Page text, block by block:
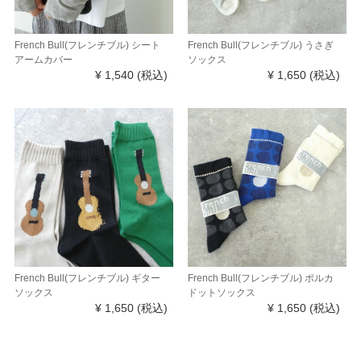
French Bull(フレンチブル) シート
アームカバー
¥ 1,540 (税込)
French Bull(フレンチブル) うさぎ
ソックス
¥ 1,650 (税込)
French Bull(フレンチブル) ギター
ソックス
¥ 1,650 (税込)
French Bull(フレンチブル) ポルカ
ドットソックス
¥ 1,650 (税込)